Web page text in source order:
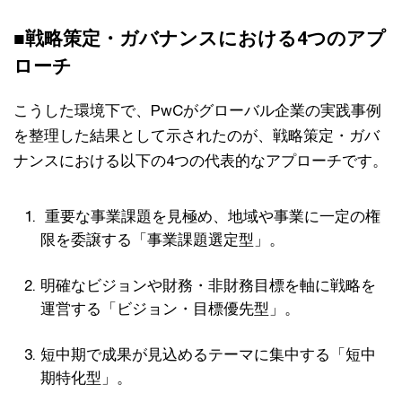
■戦略策定・ガバナンスにおける4つのアプ
ローチ
こうした環境下で、PwCがグローバル企業の実践事例
を整理した結果として示されたのが、戦略策定・ガバ
ナンスにおける以下の4つの代表的なアプローチです。
重要な事業課題を見極め、地域や事業に一定の権
限を委譲する「事業課題選定型」。
明確なビジョンや財務・非財務目標を軸に戦略を
運営する「ビジョン・目標優先型」。
短中期で成果が見込めるテーマに集中する「短中
期特化型」。